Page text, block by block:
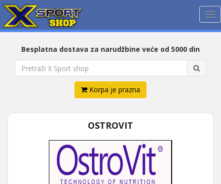
Besplatna dostava za narudžbine veće od 5000 din
Korpa je prazna
OSTROVIT